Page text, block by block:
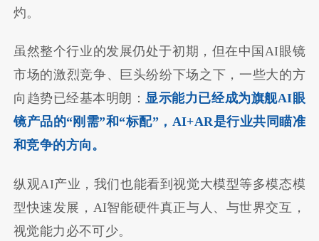
灼。
虽然整个行业的发展仍处于初期，但在中国AI眼镜
市场的激烈竞争、巨头纷纷下场之下，一些大的方
向趋势已经基本明朗：显示能力已经成为旗舰AI眼
镜产品的“刚需”和“标配”，AI+AR是行业共同瞄准
和竞争的方向。
纵观AI产业，我们也能看到视觉大模型等多模态模
型快速发展，AI智能硬件真正与人、与世界交互，
视觉能力必不可少。